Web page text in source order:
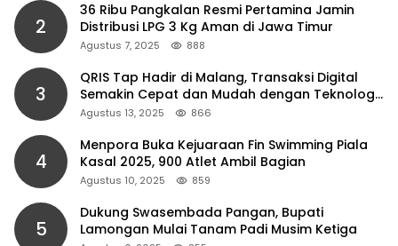
2
36 Ribu Pangkalan Resmi Pertamina Jamin
Distribusi LPG 3 Kg Aman di Jawa Timur
Agustus 7, 2025 888
3
QRIS Tap Hadir di Malang, Transaksi Digital
Semakin Cepat dan Mudah dengan Teknologi
NFC
Agustus 13, 2025 866
4
Menpora Buka Kejuaraan Fin Swimming Piala
Kasal 2025, 900 Atlet Ambil Bagian
Agustus 10, 2025 859
5
Dukung Swasembada Pangan, Bupati
Lamongan Mulai Tanam Padi Musim Ketiga